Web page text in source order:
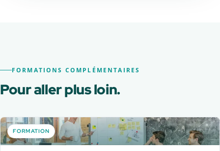
FORMATIONS COMPLÉMENTAIRES
Pour aller plus loin.
FORMATION